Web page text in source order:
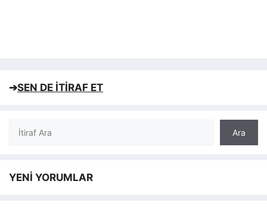
➔SEN DE İTİRAF ET
Ara
Ara
YENİ YORUMLAR